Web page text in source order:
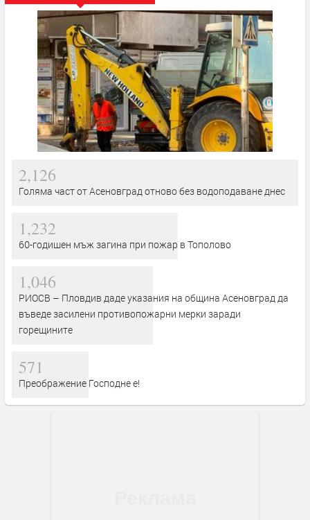
2,126
Голяма част от Асеновград отново без водоподаване днес
1,232
60-годишен мъж загина при пожар в Тополово
1,046
РИОСВ – Пловдив даде указания на община Асеновград да
въведе засилени противопожарни мерки заради
горещините
571
Преображение Господне е!